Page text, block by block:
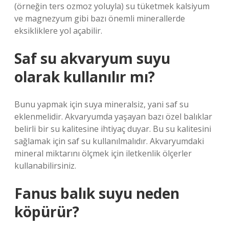
(örneğin ters ozmoz yoluyla) su tüketmek kalsiyum
ve magnezyum gibi bazı önemli minerallerde
eksikliklere yol açabilir.
Saf su akvaryum suyu
olarak kullanılır mı?
Bunu yapmak için suya mineralsiz, yani saf su
eklenmelidir. Akvaryumda yaşayan bazı özel balıklar
belirli bir su kalitesine ihtiyaç duyar. Bu su kalitesini
sağlamak için saf su kullanılmalıdır. Akvaryumdaki
mineral miktarını ölçmek için iletkenlik ölçerler
kullanabilirsiniz.
Fanus balık suyu neden
köpürür?